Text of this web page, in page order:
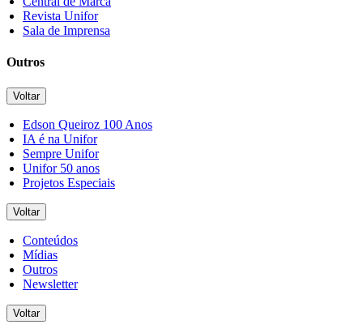
Revista Unifor
Sala de Imprensa
Outros
Voltar
Edson Queiroz 100 Anos
IA é na Unifor
Sempre Unifor
Unifor 50 anos
Projetos Especiais
Voltar
Conteúdos
Mídias
Outros
Newsletter
Voltar